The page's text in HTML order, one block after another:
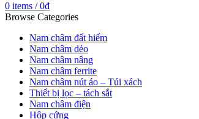
0 items / 0₫
Browse Categories
Nam châm đất hiếm
Nam châm dẻo
Nam châm nâng
Nam châm ferrite
Nam châm nút áo – Túi xách
Thiết bị lọc – tách sắt
Nam châm điện
Hộp cứng